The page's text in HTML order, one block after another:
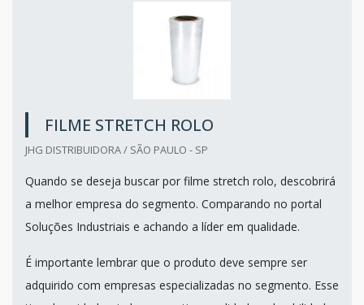
FILME STRETCH ROLO
JHG DISTRIBUIDORA / SÃO PAULO - SP
Quando se deseja buscar por filme stretch rolo, descobrirá
a melhor empresa do segmento. Comparando no portal
Soluções Industriais e achando a líder em qualidade.
É importante lembrar que o produto deve sempre ser
adquirido com empresas especializadas no segmento. Esse